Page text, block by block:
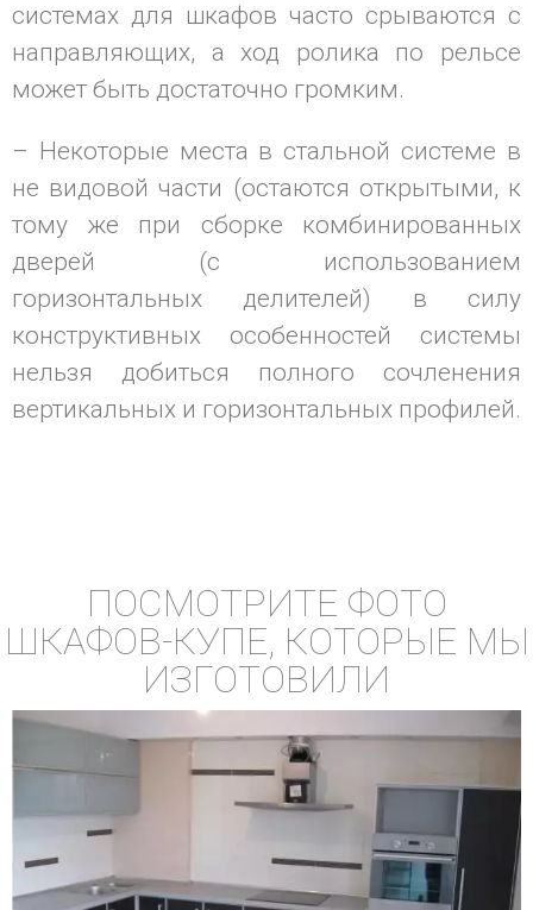
системах для шкафов часто срываются с
направляющих, а ход ролика по рельсе
может быть достаточно громким.
– Некоторые места в стальной системе в
не видовой части (остаются открытыми, к
тому же при сборке комбинированных
дверей (с использованием
горизонтальных делителей) в силу
конструктивных особенностей системы
нельзя добиться полного сочленения
вертикальных и горизонтальных профилей.
ПОСМОТРИТЕ ФОТО
ШКАФОВ-КУПЕ, КОТОРЫЕ МЫ
ИЗГОТОВИЛИ